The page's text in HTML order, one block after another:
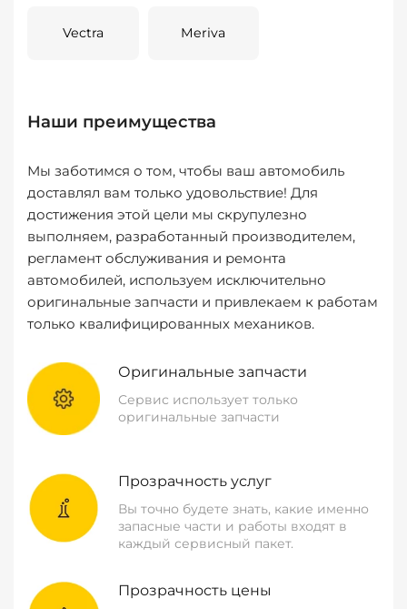
Vectra Meriva
Наши преимущества
Мы заботимся о том, чтобы ваш автомобиль
доставлял вам только удовольствие! Для
достижения этой цели мы скрупулезно
выполняем, разработанный производителем,
регламент обслуживания и ремонта
автомобилей, используем исключительно
оригинальные запчасти и привлекаем к работам
только квалифицированных механиков.
Оригинальные запчасти
Сервис использует только
оригинальные запчасти
Прозрачность услуг
Вы точно будете знать, какие именно
запасные части и работы входят в
каждый сервисный пакет.
Прозрачность цены